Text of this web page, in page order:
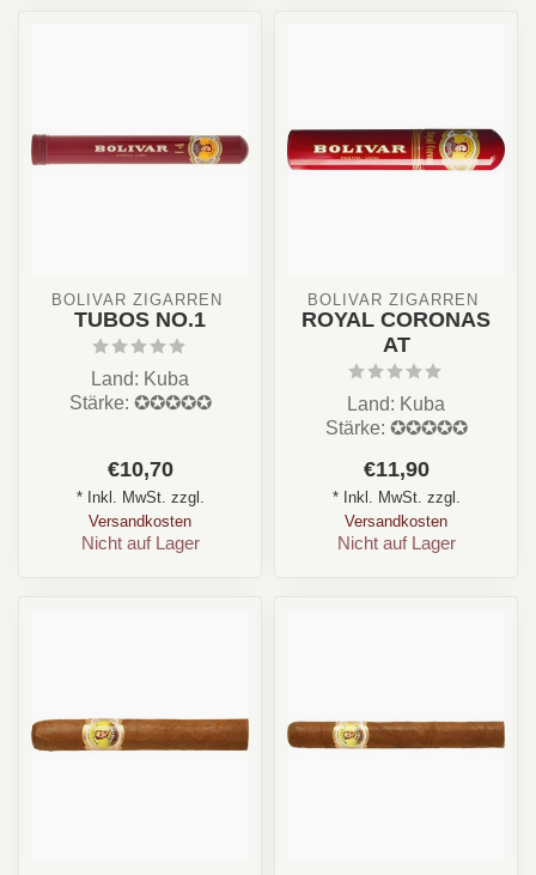
BOLIVAR ZIGARREN
TUBOS NO.1
Land: Kuba
Stärke: ✪✪✪✪✪
Format : Corona...
€10,70
* Inkl. MwSt. zzgl.
Versandkosten
Nicht auf Lager
BOLIVAR ZIGARREN
ROYAL CORONAS
AT
Land: Kuba
Stärke: ✪✪✪✪✪
Pfeffer, Cremig, Süß,
Gras, Kaffe...
€11,90
* Inkl. MwSt. zzgl.
Versandkosten
Nicht auf Lager